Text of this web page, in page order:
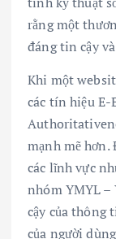
rằng một
đáng tin cậy
Khi một
các tín hiệu E-
mạnh mẽ
các lĩnh vực
nhóm YMYL
cậy của thông
của người